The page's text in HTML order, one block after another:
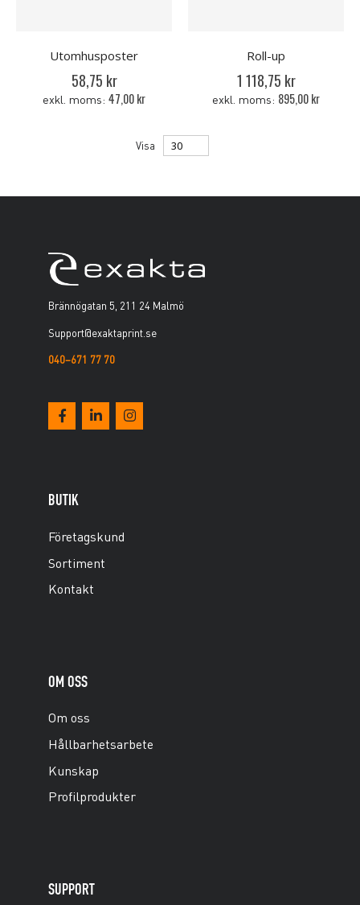
Utomhusposter
58,75 kr
47,00 kr
Roll-up
1 118,75 kr
895,00 kr
Visa
Brännögatan 5, 211 24 Malmö
Support@exaktaprint.se
040–671 77 70
BUTIK
Företagskund
Sortiment
Kontakt
OM OSS
Om oss
Hållbarhetsarbete
Kunskap
Profilprodukter
SUPPORT